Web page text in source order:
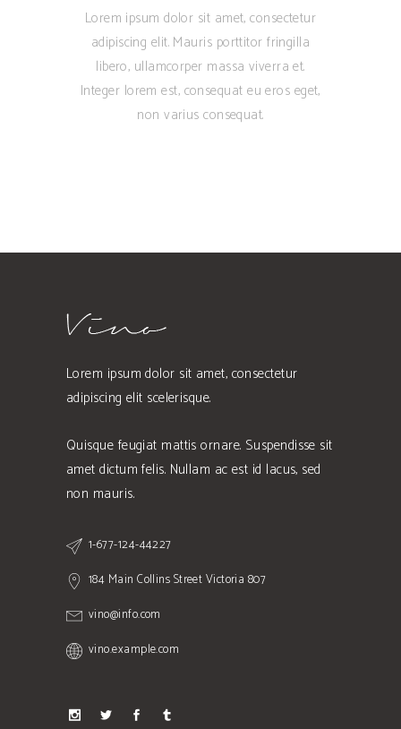
Lorem ipsum dolor sit amet, consectetur
adipiscing elit. Mauris porttitor fringilla
libero, ullamcorper massa viverra et.
Integer lorem est, consequat eu eros eget,
non varius consequat.
Lorem ipsum dolor sit amet, consectetur
adipiscing elit scelerisque.
Quisque feugiat mattis ornare. Suspendisse sit
amet dictum felis. Nullam ac est id lacus, sed
non mauris.
1-677-124-44227
184 Main Collins Street Victoria 807
vino@info.com
vino.example.com